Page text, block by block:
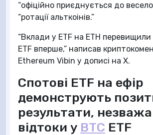
“офіційно приєднується до
“ротації альткоінів.”
“Вклади у ETF на ETH
ETF вперше,” написав
Ethereum Vibin у дописі на X.
Спотові ETF на ефір
демонструють
результати,
відтоки у BTC ETF